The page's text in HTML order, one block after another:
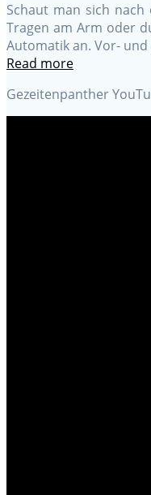
Schaut man sich
Tragen am Arm oder
Automatik an. Vor-
Read more
Gezeitenpanther